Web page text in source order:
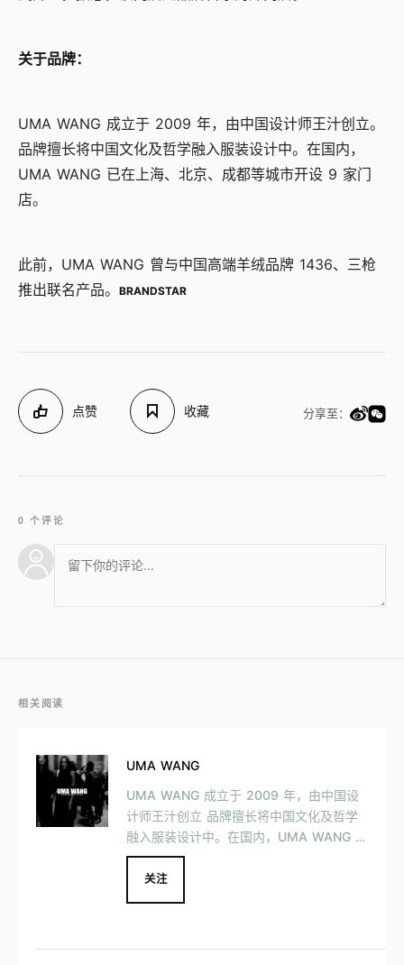
关于品牌：
UMA WANG 成立于 2009 年，由中国设计师王汁创立。
品牌擅长将中国文化及哲学融入服装设计中。在国内，
UMA WANG 已在上海、北京、成都等城市开设 9 家门
店。
此前，UMA WANG 曾与中国高端羊绒品牌 1436、三枪
推出联名产品。
BRANDSTAR
点赞 收藏 分享至：
0 个评论
相关阅读
UMA WANG
UMA WANG 成立于 2009 年，由中国设
计师王汁创立 品牌擅长将中国文化及哲学
融入服装设计中。在国内，UMA WANG 已
在上海、北京、成都等城市开设 9 家门
店。关注